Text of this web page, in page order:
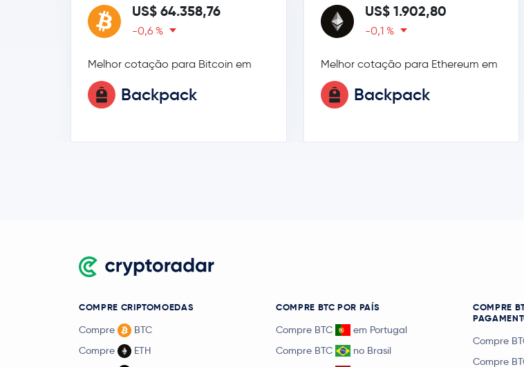
US$ 64.358,76
-0,6 %
Melhor cotação para Bitcoin em
Backpack
US$ 1.902,80
-0,1 %
Melhor cotação para Ethereum em
Backpack
COMPRE CRIPTOMOEDAS
Compre
BTC
Compre
ETH
COMPRE BTC POR PAÍS
Compre BTC
em Portugal
Compre BTC
no Brasil
COMPRE
Compre
Compre